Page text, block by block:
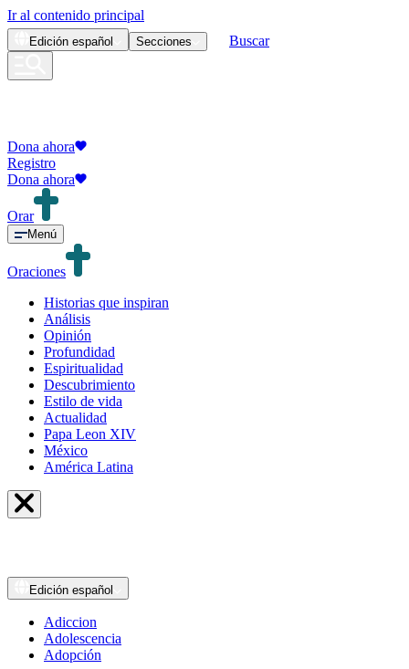
Ir al contenido principal
Edición español Secciones Buscar
Dona ahora
Registro
Dona ahora
Orar
Menú
Oraciones
Historias que inspiran
Análisis
Opinión
Profundidad
Espiritualidad
Descubrimiento
Estilo de vida
Actualidad
Papa Leon XIV
México
América Latina
Edición español
Adiccion
Adolescencia
Adopción